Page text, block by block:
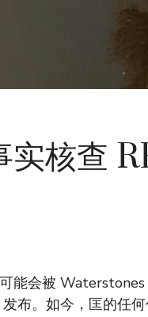
实核查
能会被
布。如今，匡的任